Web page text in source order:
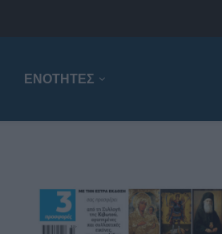
ΕΝΟΤΗΤΕΣ